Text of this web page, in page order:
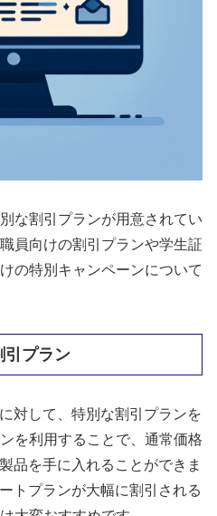
な割引プランが用意されてい
員向けの割引プランや学生証
の特別キャンペーンについて
引プラン
対して、特別な割引プランを
を利用することで、通常価格
品を手に入れることができま
トプランが大幅に割引される